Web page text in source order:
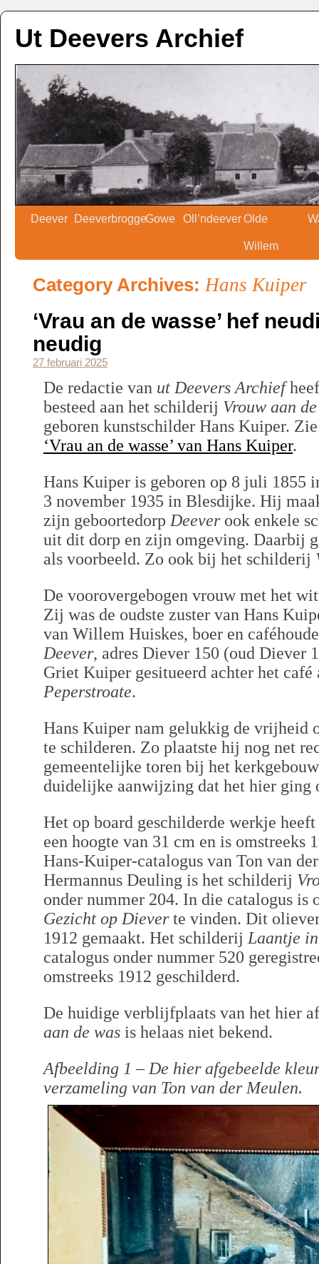
Ut Deevers Archief
Deever DeeverbroggeGowe Oll’ndeeverOlde
Willem
Category Archives:Hans Kuiper
‘Vrau an de wasse’ hef
neudig
27 februari 2025
De redactie van ut Deevers Archief
besteed aan het schilderij Vrouw aan
geboren kunstschilder Hans Kuiper.
‘Vrau an de wasse’ van Hans Kuiper.
Hans Kuiper is geboren op 8 juli 1855
3 november 1935 in Blesdijke. Hij
zijn geboortedorp Deeverook enkele
uit dit dorp en zijn omgeving. Daarbij
als voorbeeld. Zo ook bij het schilderij
De voorovergebogen vrouw met het
Zij was de oudste zuster van Hans
van Willem Huiskes, boer en
Deever, adres Diever 150 (oud Diever
Griet Kuiper gesitueerd achter het café
Peperstroate.
Hans Kuiper nam gelukkig de vrijheid
te schilderen. Zo plaatste hij nog net
gemeentelijke toren bij het
duidelijke aanwijzing dat het hier ging
Het op board geschilderde werkje
een hoogte van 31 cm en is omstreeks
Hans-Kuiper-catalogus van Ton van
Hermannus Deuling is het schilderij
onder nummer 204. In die catalogus is
Gezicht op Dieverte vinden. Dit
1912 gemaakt. Het schilderij Laantje
catalogus onder nummer 520
omstreeks 1912 geschilderd.
De huidige verblijfplaats van het hier
aan de was is helaas niet bekend.
Afbeelding 1 – De hier afgebeelde
verzameling van Ton van der Meulen.